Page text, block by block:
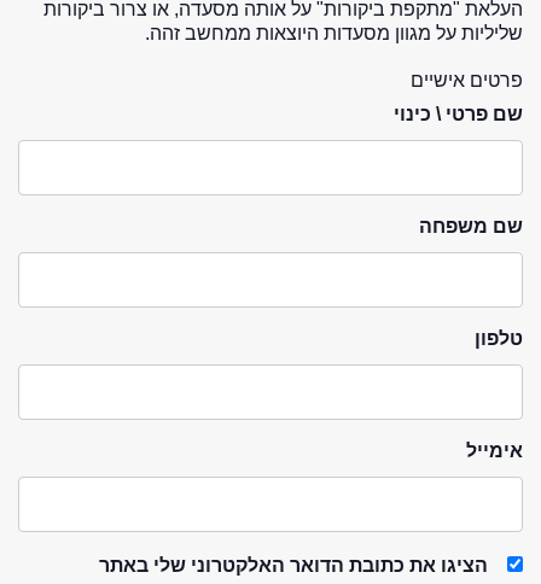
העלאת "מתקפת ביקורות" על אותה מסעדה, או צרור ביקורות
שליליות על מגוון מסעדות היוצאות ממחשב זהה.
פרטים אישיים
שם פרטי \ כינוי
שם משפחה
טלפון
אימייל
הציגו את כתובת הדואר האלקטרוני שלי באתר